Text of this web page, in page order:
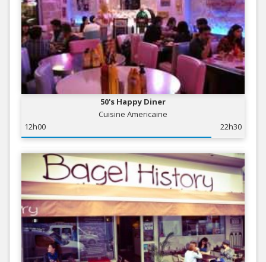
50's Happy Diner
Cuisine Americaine
12h00
22h30